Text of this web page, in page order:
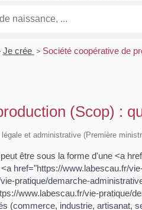
Je crée > Société coopérative de
(Scop) :
et administrative (Première
être sous la forme d'une <a
href="https://www.labescau.fr/
pratique/demarche-
www.labescau.fr/vie-pratique/
(commerce, industrie, artisanat,